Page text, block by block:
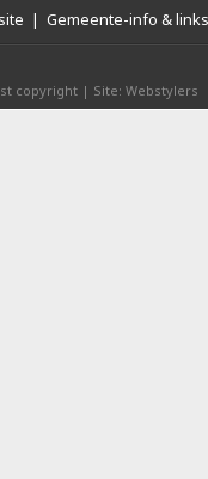
| Gemeente-info & links
copyright | Site: Webstylers